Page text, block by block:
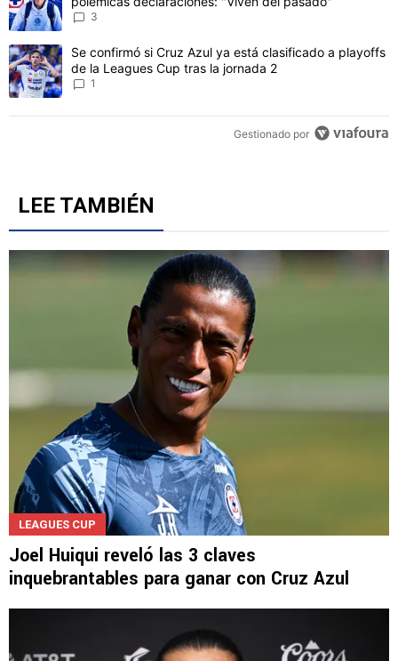
3
Un artículo de tendencia con el título "Se confirmó si Cruz Azul
Se confirmó si Cruz Azul ya está clasificado a playoffs
de la Leagues Cup tras la jornada 2
1
Gestionado por
LEE TAMBIÉN
LEAGUES CUP
Joel Huiqui reveló las 3 claves
inquebrantables para ganar con Cruz Azul